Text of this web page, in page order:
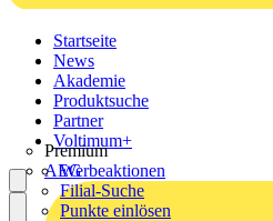
Startseite
News
Akademie
Produktsuche
Partner
Premium
AEG
Voltimum+
Werbeaktionen
Filial-Suche
Punkte einlösen